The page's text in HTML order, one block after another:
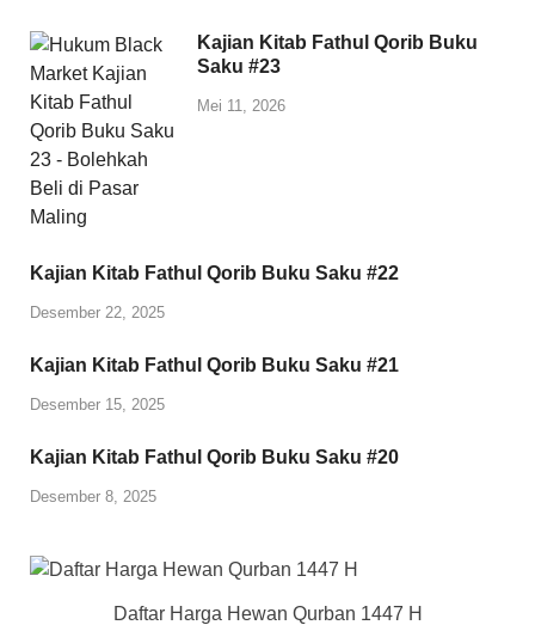
Kajian Kitab Fathul Qorib Buku
Saku #23
Mei 11, 2026
Kajian Kitab Fathul Qorib Buku Saku #22
Desember 22, 2025
Kajian Kitab Fathul Qorib Buku Saku #21
Desember 15, 2025
Kajian Kitab Fathul Qorib Buku Saku #20
Desember 8, 2025
Daftar Harga Hewan Qurban 1447 H